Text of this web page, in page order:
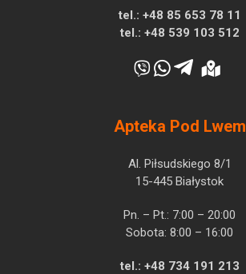
tel.: +48 85 653 78 11
tel.: +48 539 103 512
Apteka Pod Lwem
Al. Piłsudskiego 8/1
15-445 Białystok
Pn. – Pt.: 7:00 – 20:00
Sobota: 8:00 – 16:00
tel.: +48 734 191 213